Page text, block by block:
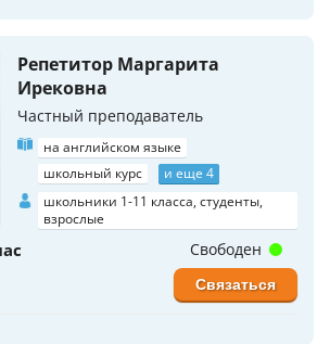
Репетитор Маргарита
Ирековна
Частный преподаватель
на английском языке
школьный курс
и еще 4
школьники 1-11 класса, студенты,
взрослые
Свободен
Связаться